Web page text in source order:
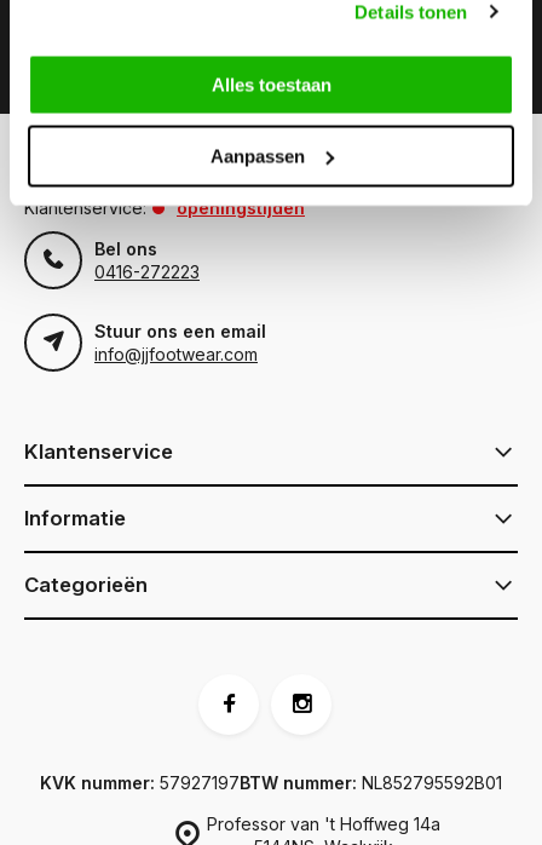
Details tonen
Alles toestaan
Aanpassen
Kunnen we helpen?
Klantenservice:
openingstijden
Bel ons
0416-272223
Stuur ons een email
info@jjfootwear.com
Klantenservice
Informatie
Categorieën
Professor van 't Hoffweg 14a
KVK nummer: 57927197BTW nummer: NL852795592B01